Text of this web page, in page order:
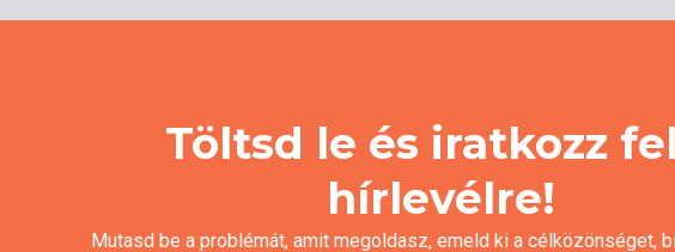
Töltsd le és iratkozz
hírlevélre!
Mutasd be a problémát, amit megoldasz, emeld ki a célközönséget,